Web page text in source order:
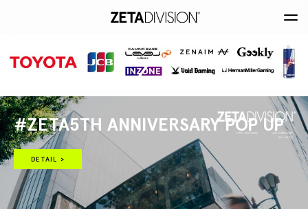
#ZETA5TH ANNIVERSARY POP UP
DETAIL >